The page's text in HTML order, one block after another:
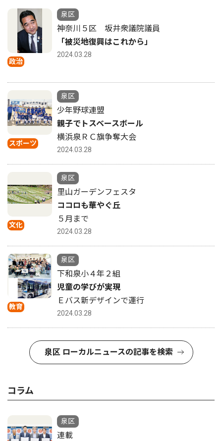
政治
泉区
神奈川５区 坂井衆議院議員
「被災地復興はこれから」
2024.03.28
スポーツ
泉区
少年野球連盟
親子でトスベースボール
横浜泉ＲＣ旗争奪大会
2024.03.28
文化
泉区
里山ガーデンフェスタ
ココロも華やぐ丘
５月まで
2024.03.28
教育
泉区
下和泉小４年２組
児童の学びが実現
Ｅバス新デザインで運行
2024.03.28
泉区 ローカルニュースの記事を検索
コラム
泉区
連載